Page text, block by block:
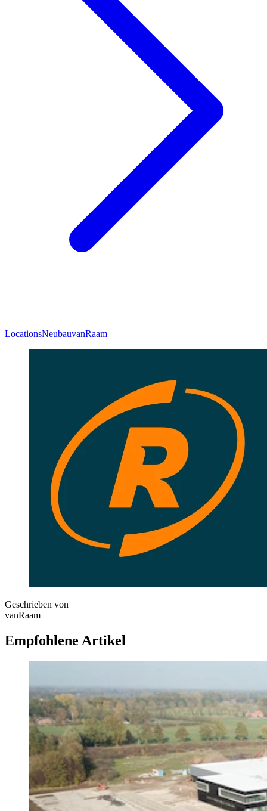
LocationsNeubauvanRaam
Geschrieben von
vanRaam
Empfohlene Artikel